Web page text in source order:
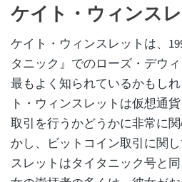
ケイト・ウィンス
ケイト・ウィンスレットは、
タニック』でのローズ・デウ
最もよく知られているかもし
ト・ウィンスレットは仮想通
取引を行うかどうかに非常に
かし、ビットコイン取引に関
スレットはタイタニック号と